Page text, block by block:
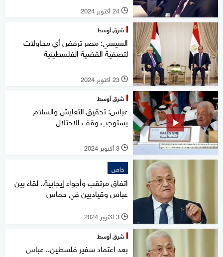
l 24 أكتوبر 2024
شرق أوسط
السيسي: مصر ترفض أي محاولات
لتصفية القضية الفلسطينية
l 23 أكتوبر 2024
شرق أوسط
عباس: تحقيق التعايش والسلام
يستوجب وقف الاحتلال
l 3 أكتوبر 2024
خاص
اتفاق مرتقب وأجواء إيجابية.. لقاء بين
عباس وقياديين في حماس
l 3 أكتوبر 2024
شرق أوسط
بعد اعتماد سفير فلسطين.. عباس